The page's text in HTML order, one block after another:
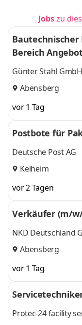
Jobszu
Bereich
eb
Günter Stahl
Abensberg
vor 1 Tag
Postbote für
Deutsche Post AG
Kelheim
vor 2 Tagen
Verkäufer (m/
NKD Deutschland
Abensberg
vor 1 Tag
Protec-24 facility